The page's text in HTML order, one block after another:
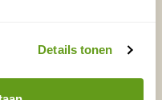
Details tonen